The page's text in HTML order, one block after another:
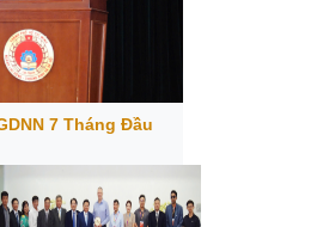
7 Tháng Đầu